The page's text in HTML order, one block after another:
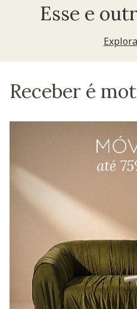
Esse e
Receber é